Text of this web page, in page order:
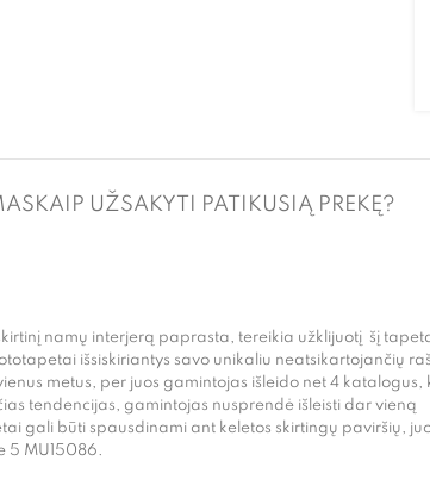
KAIP UŽSAKYTI PATIKUSIĄ PREKĘ?
namų interjerą paprasta, tereikia užklijuotį šį
išsiskiriantys savo unikaliu neatsikartojančių
metus, per juos gamintojas išleido net 4 katalogus,
tendencijas, gamintojas nusprendė išleisti dar vieną
gali būti spausdinami ant keletos skirtingų paviršių,
5 MU15086.